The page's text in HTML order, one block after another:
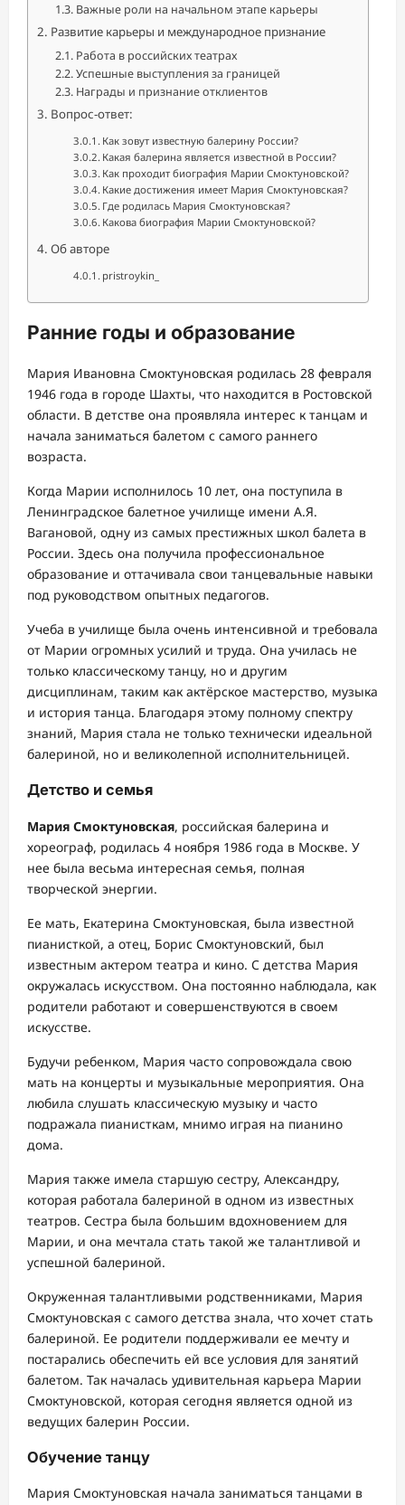
Важные роли на начальном этапе карьеры
Развитие карьеры и международное признание
Работа в российских театрах
Успешные выступления за границей
Награды и признание отклиентов
Вопрос-ответ:
Как зовут известную балерину России?
Какая балерина является известной в России?
Как проходит биография Марии Смоктуновской?
Какие достижения имеет Мария Смоктуновская?
Где родилась Мария Смоктуновская?
Какова биография Марии Смоктуновской?
Об авторе
pristroykin_
Ранние годы и образование
Мария Ивановна Смоктуновская родилась 28 февраля
1946 года в городе Шахты, что находится в Ростовской
области. В детстве она проявляла интерес к танцам и
начала заниматься балетом с самого раннего
возраста.
Когда Марии исполнилось 10 лет, она поступила в
Ленинградское балетное училище имени А.Я.
Вагановой, одну из самых престижных школ балета в
России. Здесь она получила профессиональное
образование и оттачивала свои танцевальные навыки
под руководством опытных педагогов.
Учеба в училище была очень интенсивной и требовала
от Марии огромных усилий и труда. Она училась не
только классическому танцу, но и другим
дисциплинам, таким как актёрское мастерство, музыка
и история танца. Благодаря этому полному спектру
знаний, Мария стала не только технически идеальной
балериной, но и великолепной исполнительницей.
Детство и семья
Мария Смоктуновская, российская балерина и
хореограф, родилась 4 ноября 1986 года в Москве. У
нее была весьма интересная семья, полная
творческой энергии.
Ее мать, Екатерина Смоктуновская, была известной
пианисткой, а отец, Борис Смоктуновский, был
известным актером театра и кино. С детства Мария
окружалась искусством. Она постоянно наблюдала, как
родители работают и совершенствуются в своем
искусстве.
Будучи ребенком, Мария часто сопровождала свою
мать на концерты и музыкальные мероприятия. Она
любила слушать классическую музыку и часто
подражала пианисткам, мнимо играя на пианино
дома.
Мария также имела старшую сестру, Александру,
которая работала балериной в одном из известных
театров. Сестра была большим вдохновением для
Марии, и она мечтала стать такой же талантливой и
успешной балериной.
Окруженная талантливыми родственниками, Мария
Смоктуновская с самого детства знала, что хочет стать
балериной. Ее родители поддерживали ее мечту и
постарались обеспечить ей все условия для занятий
балетом. Так началась удивительная карьера Марии
Смоктуновской, которая сегодня является одной из
ведущих балерин России.
Обучение танцу
Мария Смоктуновская начала заниматься танцами в